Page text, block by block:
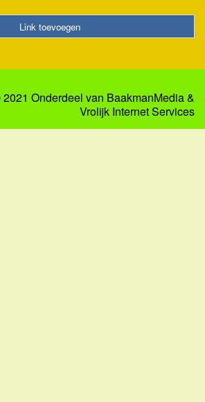
Link toevoegen
Onderdeel van BaakmanMedia&
Vrolijk Internet Services